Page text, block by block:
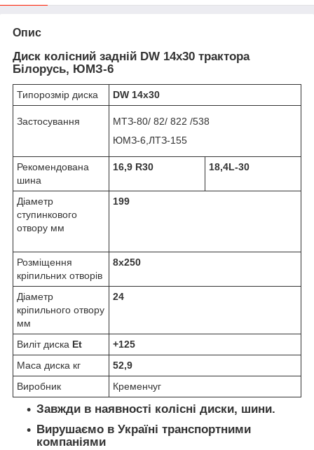
Опис
Диск колісний задній DW 14x30 трактора
Білорусь, ЮМЗ-6
Типорозмір диска DW 14x30
Застосування
МТЗ-80/ 82/ 822 /538
ЮМЗ-6,ЛТЗ-155
Рекомендована
шина
16,9 R30 18,4L-30
Діаметр
ступинкового
отвору мм
199
Розміщення
кріпильних отворів
8x250
Діаметр
кріпильного отвору
мм
24
Виліт диска Et
+125
Маса диска кг
52,9
Виробник
Кременчуг
Завжди в наявності колісні диски, шини.
Вирушаємо в Україні транспортними
компаніями